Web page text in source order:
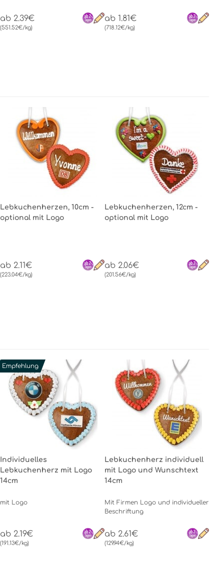
ab 2.39€
(551.52€/kg)
ab 1.81€
(718.12€/kg)
Lebkuchenherzen, 10cm -
optional mit Logo
ab 2.11€
(223.04€/kg)
Lebkuchenherzen, 12cm -
optional mit Logo
ab 2.06€
(201.56€/kg)
Empfehlung
Individuelles
Lebkuchenherz mit Logo
14cm
mit Logo
ab 2.19€
(191.13€/kg)
Lebkuchenherz individuell
mit Logo und Wunschtext
14cm
Mit Firmen Logo und individueller
Beschriftung
ab 2.61€
(129.94€/kg)